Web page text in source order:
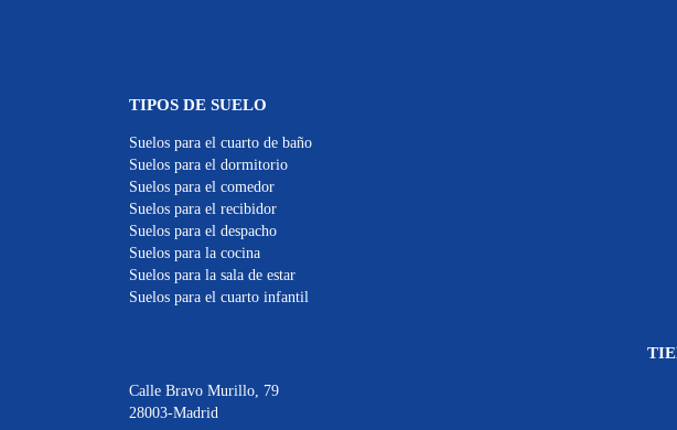
TIPOS DE SUELO
Suelos para el cuarto de baño
Suelos para el dormitorio
Suelos para el comedor
Suelos para el recibidor
Suelos para el despacho
Suelos para la cocina
Suelos para la sala de estar
Suelos para el cuarto infantil
Calle Bravo Murillo, 79
28003-Madrid